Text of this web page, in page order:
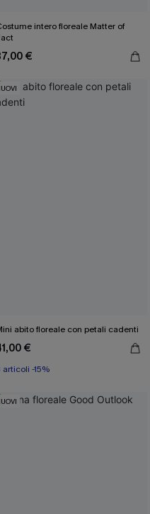
intero floreale Matter of
€
abito floreale con petali cadenti
€
articoli -15%